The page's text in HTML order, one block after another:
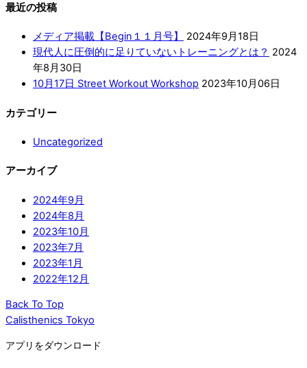
最近の投稿
メディア掲載【Begin１１月号】
2024年9月18日
現代人に圧倒的に足りていないトレーニングとは？ 2024
年8月30日
10月17日 Street Workout Workshop 2023年10月06日
カテゴリー
Uncategorized
アーカイブ
2024年9月
2024年8月
2023年10月
2023年7月
2023年1月
2022年12月
Back To Top
Calisthenics Tokyo
アプリをダウンロード